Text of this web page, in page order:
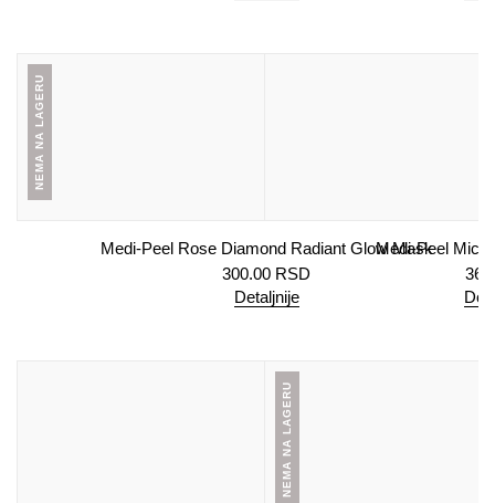
NEMA NA LAGERU
Medi-Peel Rose Diamond Radiant Glow Mask
300.00 RSD
Detaljnije
Medi-Peel
NEMA NA LAGERU